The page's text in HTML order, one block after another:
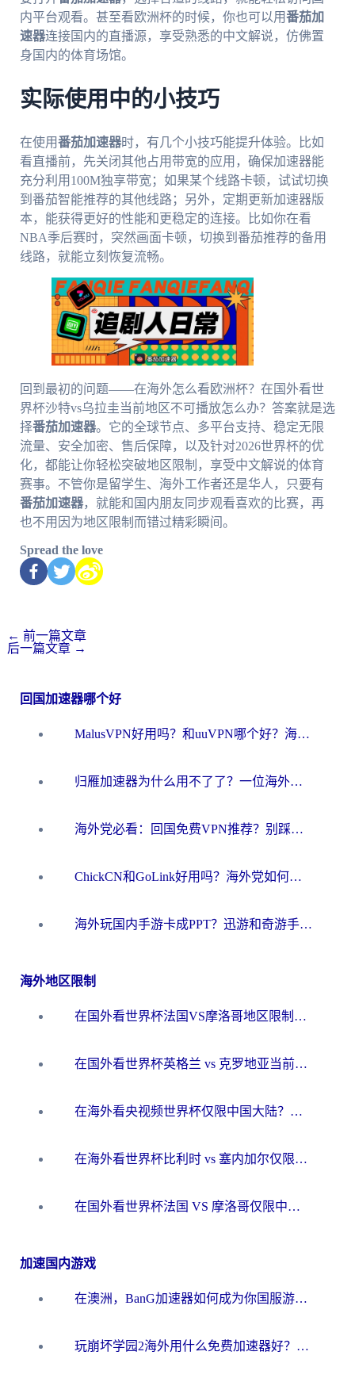
内平台观看。甚至看欧洲杯的时候，你也可以用番茄加
速器连接国内的直播源，享受熟悉的中文解说，仿佛置
身国内的体育场馆。
实际使用中的小技巧
在使用番茄加速器时，有几个小技巧能提升体验。比如
看直播前，先关闭其他占用带宽的应用，确保加速器能
充分利用100M独享带宽；如果某个线路卡顿，试试切换
到番茄智能推荐的其他线路；另外，定期更新加速器版
本，能获得更好的性能和更稳定的连接。比如你在看
NBA季后赛时，突然画面卡顿，切换到番茄推荐的备用
线路，就能立刻恢复流畅。
回到最初的问题——在海外怎么看欧洲杯？在国外看世
界杯沙特vs乌拉圭当前地区不可播放怎么办？答案就是选
择番茄加速器。它的全球节点、多平台支持、稳定无限
流量、安全加密、售后保障，以及针对2026世界杯的优
化，都能让你轻松突破地区限制，享受中文解说的体育
赛事。不管你是留学生、海外工作者还是华人，只要有
番茄加速器，就能和国内朋友同步观看喜欢的比赛，再
也不用因为地区限制而错过精彩瞬间。
Spread the love
← 前一篇文章
后一篇文章 →
回国加速器哪个好
MalusVPN好用吗？和uuVPN哪个好？海外党无缝访问国内资源的真实对比与选择指南
归雁加速器为什么用不了了？一位海外游子的真实困惑与技术解答
海外党必看：回国免费VPN推荐？别踩坑！教你选对加速器无缝刷国内资源
ChickCN和GoLink好用吗？海外党如何选对回国加速器
海外玩国内手游卡成PPT？迅游和奇游手游哪个好？一篇讲透回国加速器怎么选
海外地区限制
在国外看世界杯法国VS摩洛哥地区限制？这篇指南让你流畅看中文解说无压力
在国外看世界杯英格兰 vs 克罗地亚当前地区不可播放？这篇指南帮你搞定所有海外观赛难题
在海外看央视频世界杯仅限中国大陆？这篇指南帮你解锁中文解说+无卡顿直播
在海外看世界杯比利时 vs 塞内加尔仅限中国大陆？我找到了最流畅的中文解说之路
在国外看世界杯法国 VS 摩洛哥仅限中国大陆？海外党这样看中文解说赛事不卡顿
加速国内游戏
在澳洲，BanG加速器如何成为你国服游戏的“时光机”？
玩崩坏学园2海外用什么免费加速器好？2026海外党亲测国服游戏加速指南